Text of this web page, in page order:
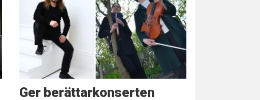
Ger berättarkonserten